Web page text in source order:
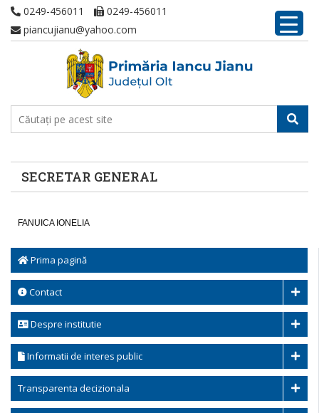
0249-456011
0249-456011
piancujianu@yahoo.com
SECRETAR GENERAL
Prima pagină
Contact
Despre institutie
Informatii de interes public
Transparenta decizionala
FANUICA IONELIA